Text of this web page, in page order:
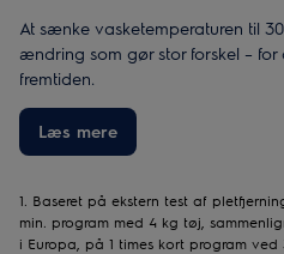
At sænke vasketemperaturen til
ændring som gør stor forskel –
fremtiden.
Læs mere
1. Baseret på ekstern test af
min. program med 4 kg tøj,
i Europa, på 1 times kort program ved